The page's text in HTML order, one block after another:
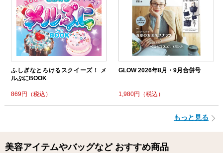
ふしぎなとろけるスクイーズ！ メ
ルぷにBOOK
869円（税込）
GLOW 2026年8月・9月合併号
1,980円（税込）
もっと見る
美容アイテムやバッグなど おすすめ商品